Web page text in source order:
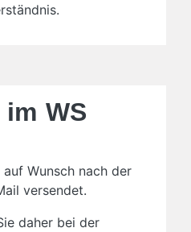
WS
Wunsch nach der
versendet.
daher bei der